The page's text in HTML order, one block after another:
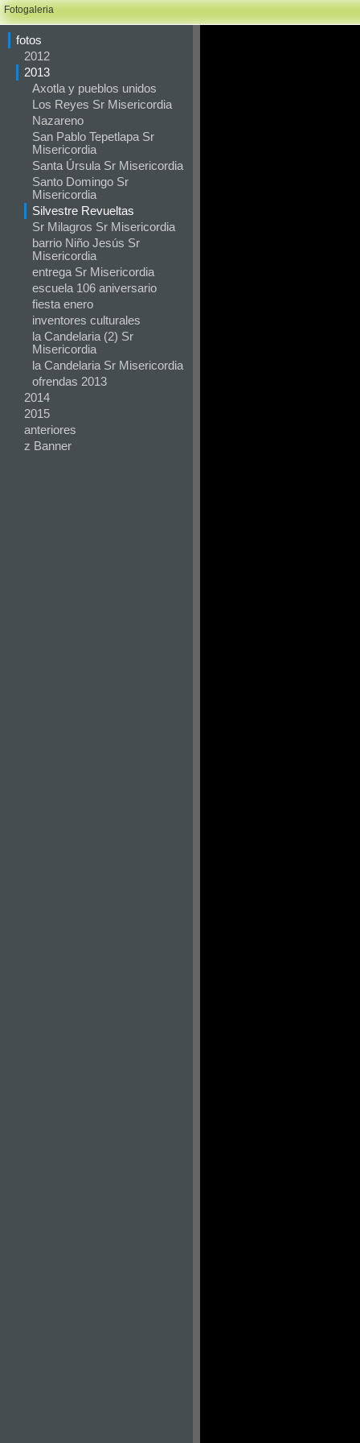
Fotogaleria
fotos
2012
2013
Axotla y pueblos unidos
Los Reyes Sr Misericordia
Nazareno
San Pablo Tepetlapa Sr
Misericordia
Santa Úrsula Sr Misericordia
Santo Domingo Sr
Misericordia
Silvestre Revueltas
Sr Milagros Sr Misericordia
barrio Niño Jesús Sr
Misericordia
entrega Sr Misericordia
escuela 106 aniversario
fiesta enero
inventores culturales
la Candelaria (2) Sr
Misericordia
la Candelaria Sr Misericordia
ofrendas 2013
2014
2015
anteriores
z Banner